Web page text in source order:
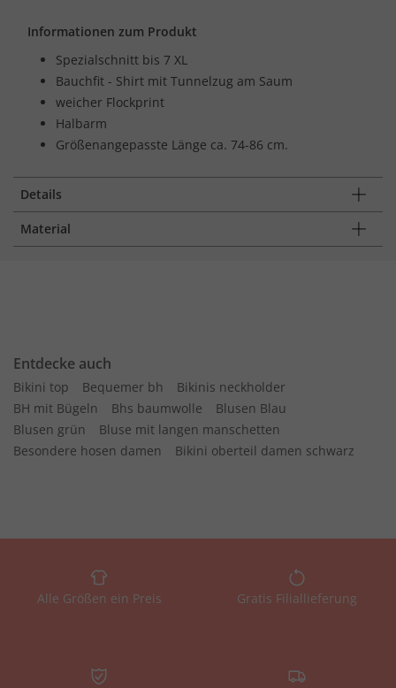
Informationen zum Produkt
Spezialschnitt bis 7 XL
Bauchfit - Shirt mit Tunnelzug am Saum
weicher Flockprint
Halbarm
Größenangepasste Länge ca. 74-86 cm.
Details
Material
Entdecke auch
Bikini top Bequemer bh
Bikinis neckholder
BH mit Bügeln
Bhs baumwolle
Blusen Blau
Blusen grün
Bluse mit langen manschetten
Besondere hosen damen
Bikini oberteil damen schwarz
Alle Größen ein Preis Gratis Filiallieferung